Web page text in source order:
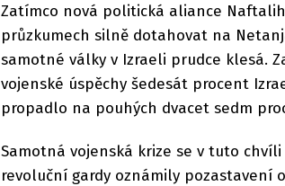
Zatímco nová politická aliance
průzkumech silně dotahovat na
samotné války v Izraeli prudce klesá.
vojenské úspěchy šedesát procent
propadlo na pouhých dvacet sedm
Samotná vojenská krize se v tuto
revoluční gardy oznámily pozastavení